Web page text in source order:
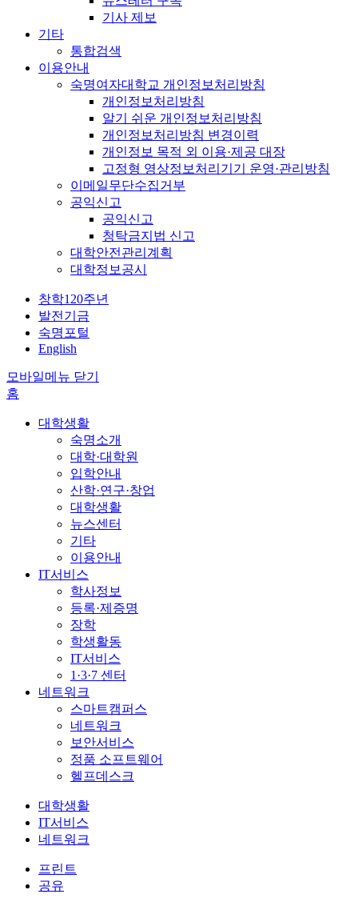
기사 제보
기타
통합검색
이용안내
숙명여자대학교 개인정보처리방침
개인정보처리방침
알기 쉬운 개인정보처리방침
개인정보처리방침 변경이력
개인정보 목적 외 이용·제공 대장
고정형 영상정보처리기기 운영·관리방침
이메일무단수집거부
공익신고
공익신고
청탁금지법 신고
대학안전관리계획
대학정보공시
창학120주년
발전기금
숙명포털
English
모바일메뉴 닫기
홈
대학생활
숙명소개
대학·대학원
입학안내
산학·연구·창업
대학생활
뉴스센터
기타
이용안내
IT서비스
학사정보
등록·제증명
장학
학생활동
IT서비스
1·3·7 센터
네트워크
스마트캠퍼스
네트워크
보안서비스
정품 소프트웨어
헬프데스크
대학생활
IT서비스
네트워크
프린트
공유